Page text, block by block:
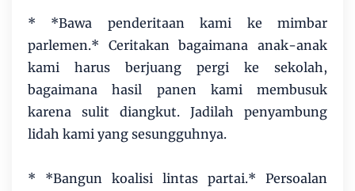
* *Bawa penderitaan kami ke mimbar
parlemen.* Ceritakan bagaimana anak-anak
kami harus berjuang pergi ke sekolah,
bagaimana hasil panen kami membusuk
karena sulit diangkut. Jadilah penyambung
lidah kami yang sesungguhnya.
* *Bangun koalisi lintas partai.* Persoalan